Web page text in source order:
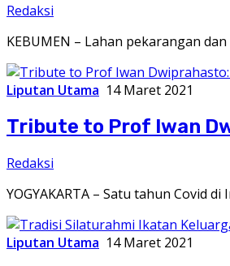
Redaksi
KEBUMEN – Lahan pekarangan
Liputan Utama 14 Maret 2021
Tribute to Prof Iwan
Redaksi
YOGYAKARTA – Satu tahun Covid
Liputan Utama 14 Maret 2021